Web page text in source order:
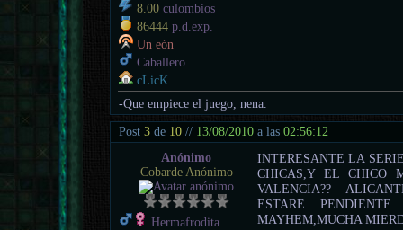
8.00 culombios
86444 p.d.exp.
Un eón
Caballero
cLicK
-Que empiece el juego, nena.
Post3 de 10 // 13/08/2010 a las02:56:12
Anónimo
Cobarde Anónimo
Hermafrodita
INTERESANTE LA
CHICAS,Y EL CHICO
VALENCIA??
ESTARE
MAYHEM,MUCHA